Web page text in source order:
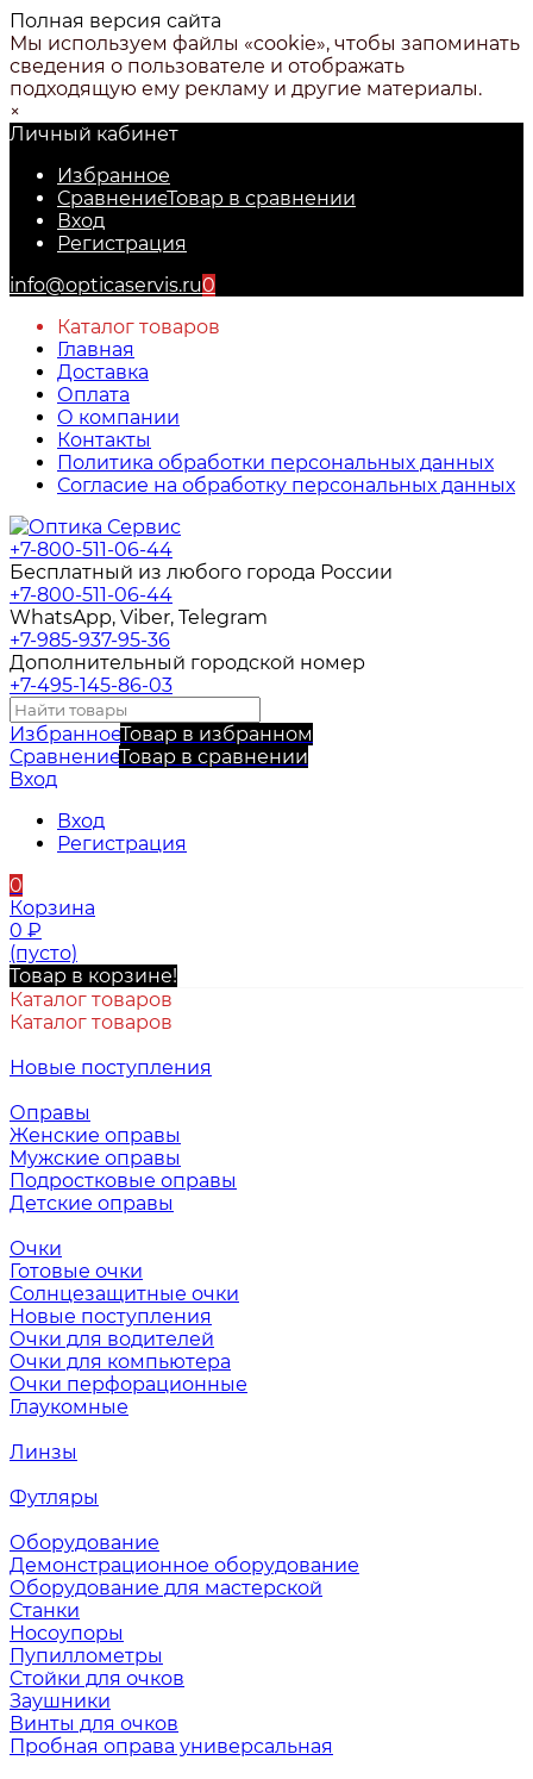
Полная версия сайта
Мы используем файлы «cookie», чтобы запоминать
сведения о пользователе и отображать
подходящую ему рекламу и другие материалы.
×
Личный кабинет
Избранное
СравнениеТовар в сравнении
Вход
Регистрация
info@opticaservis.ru0
Каталог товаров
Главная
Доставка
Оплата
О компании
Контакты
Политика обработки персональных данных
Согласие на обработку персональных данных
+7-800-511-06-44
Бесплатный из любого города России
+7-800-511-06-44
WhatsApp, Viber, Telegram
+7-985-937-95-36
Дополнительный городской номер
+7-495-145-86-03
ИзбранноеТовар в избранном
СравнениеТовар в сравнении
Вход
Вход
Регистрация
0
Корзина
0 ₽
(пусто)
Товар в корзине!
Каталог товаров
Каталог товаров
Новые поступления
Оправы
Женские оправы
Мужские оправы
Подростковые оправы
Детские оправы
Очки
Готовые очки
Солнцезащитные очки
Новые поступления
Очки для водителей
Очки для компьютера
Очки перфорационные
Глаукомные
Линзы
Футляры
Оборудование
Демонстрационное оборудование
Оборудование для мастерской
Станки
Носоупоры
Пупиллометры
Стойки для очков
Заушники
Винты для очков
Пробная оправа универсальная